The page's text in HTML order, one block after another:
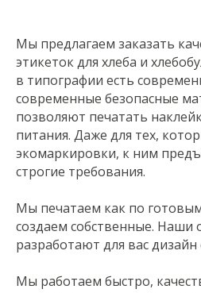
Мы предлагаем заказать
этикеток для хлеба и
в типографии есть
современные безопасные
позволяют печатать
питания. Даже для тех,
экомаркировки, к ним
строгие требования.
Мы печатаем как по
создаем собственные.
разработают для вас дизайн
Мы работаем быстро,